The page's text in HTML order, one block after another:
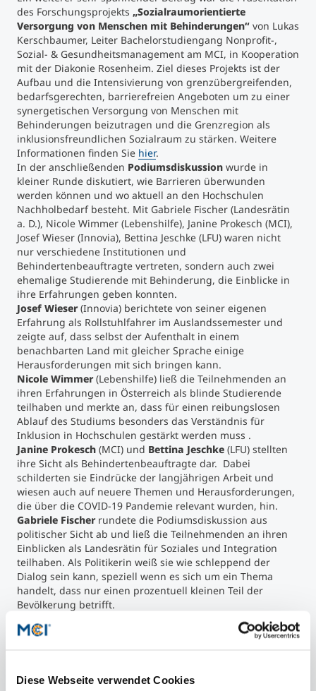
Diese Webseite verwendet Cookies
des Forschungsprojekts „Sozialraumorientierte
Versorgung von Menschen mit Behinderungen“ von Lukas
Kerschbaumer, Leiter Bachelorstudiengang Nonprofit-,
Sozial- & Gesundheitsmanagement am MCI, in Kooperation
mit der Diakonie Rosenheim. Ziel dieses Projekts ist der
Aufbau und die Intensivierung von grenzübergreifenden,
bedarfsgerechten, barrierefreien Angeboten um zu einer
synergetischen Versorgung von Menschen mit
Behinderungen beizutragen und die Grenzregion als
inklusionsfreundlichen Sozialraum zu stärken. Weitere
Informationen finden Sie hier.
In der anschließenden Podiumsdiskussion wurde in
kleiner Runde diskutiert, wie Barrieren überwunden
werden können und wo aktuell an den Hochschulen
Nachholbedarf besteht. Mit Gabriele Fischer (Landesrätin
a. D.), Nicole Wimmer (Lebenshilfe), Janine Prokesch (MCI),
Josef Wieser (Innovia), Bettina Jeschke (LFU) waren nicht
nur verschiedene Institutionen und
Behindertenbeauftragte vertreten, sondern auch zwei
ehemalige Studierende mit Behinderung, die Einblicke in
ihre Erfahrungen geben konnten.
Josef Wieser(Innovia) berichtete von seiner eigenen
Erfahrung als Rollstuhlfahrer im Auslandssemester und
zeigte auf, dass selbst der Aufenthalt in einem
benachbarten Land mit gleicher Sprache einige
Herausforderungen mit sich bringen kann.
Nicole Wimmer(Lebenshilfe) ließ die Teilnehmenden an
ihren Erfahrungen in Österreich als blinde Studierende
teilhaben und merkte an, dass für einen reibungslosen
Ablauf des Studiums besonders das Verständnis für
Inklusion in Hochschulen gestärkt werden muss .
Janine Prokesch (MCI) und Bettina Jeschke (LFU) stellten
ihre Sicht als Behindertenbeauftragte dar. Dabei
schilderten sie Eindrücke der langjährigen Arbeit und
wiesen auch auf neuere Themen und Herausforderungen,
die über die COVID-19 Pandemie relevant wurden, hin.
Gabriele Fischerrundete die Podiumsdiskussion aus
politischer Sicht ab und ließ die Teilnehmenden an ihren
Einblicken als Landesrätin für Soziales und Integration
teilhaben. Als Politikerin weiß sie wie schleppend der
Dialog sein kann, speziell wenn es sich um ein Thema
handelt, dass nur einen prozentuell kleinen Teil der
Bevölkerung betrifft.
Im Anschluss an die Podiumsdiskussion konnten sich die
Teilnehmer:innen in
drei verschiedenen interaktiven
Mobilität bedeutet und dass nachhaltige und